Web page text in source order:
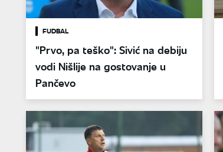
FUDBAL
"Prvo, pa teško": Sivić na debiju
vodi Nišlije na gostovanje u
Pančevo